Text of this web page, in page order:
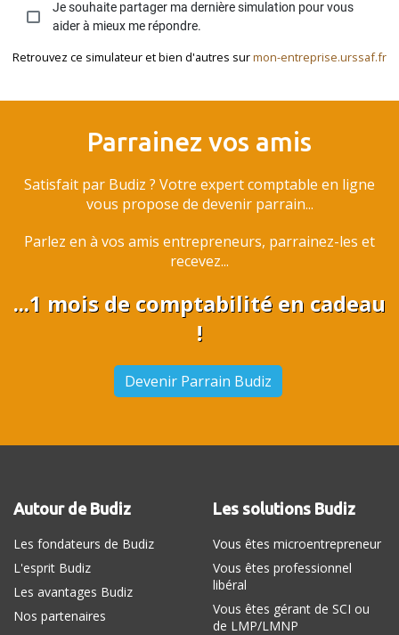
Retrouvez ce simulateur et bien d'autres surmon-entreprise.urssaf.fr
Parrainez vos amis
Satisfait par Budiz ? Votre expert comptable en ligne
vous propose de devenir parrain...
Parlez en à vos amis entrepreneurs, parrainez-les et
recevez...
...1 mois de comptabilité en cadeau
!
Devenir Parrain Budiz
Autour de Budiz
Les fondateurs de Budiz
L'esprit Budiz
Les avantages Budiz
Nos partenaires
Les solutions Budiz
Vous êtes microentrepreneur
Vous êtes professionnel
libéral
Vous êtes gérant de SCI ou
de LMP/LMNP